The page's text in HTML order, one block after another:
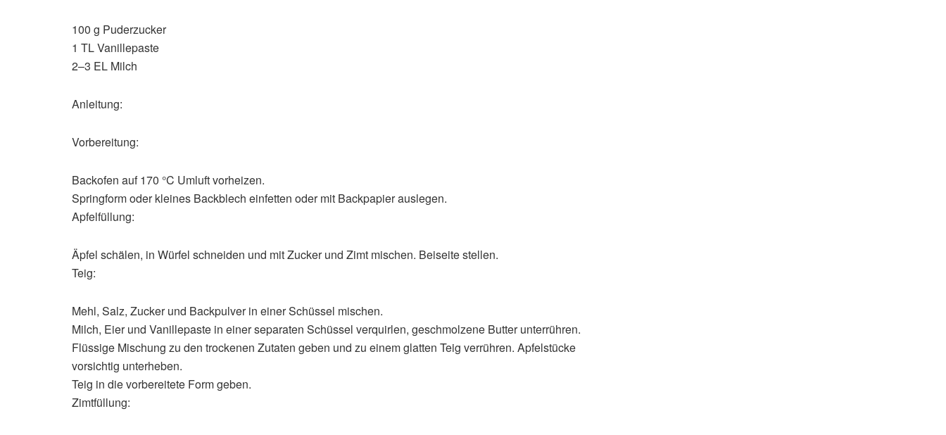
100 g Puderzucker
1 TL Vanillepaste
2–3 EL Milch
Anleitung:
Vorbereitung:
Backofen auf 170 °C Umluft vorheizen.
Springform oder kleines Backblech einfetten oder mit Backpapier auslegen.
Apfelfüllung:
Äpfel schälen, in Würfel schneiden und mit Zucker und Zimt mischen. Beiseite stellen.
Teig:
Mehl, Salz, Zucker und Backpulver in einer Schüssel mischen.
Milch, Eier und Vanillepaste in einer separaten Schüssel verquirlen, geschmolzene Butter unterrühren.
Flüssige Mischung zu den trockenen Zutaten geben und zu einem glatten Teig verrühren. Apfelstücke
vorsichtig unterheben.
Teig in die vorbereitete Form geben.
Zimtfüllung: